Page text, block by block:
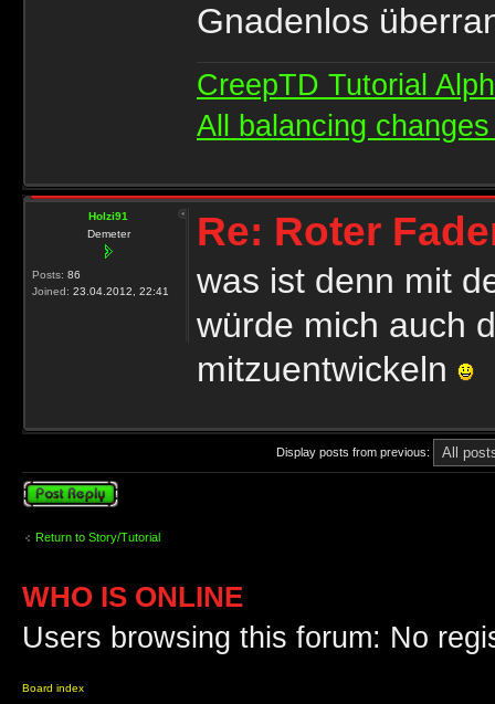
Gnadenlos
CreepTD Tutorial
All balancing
Holzi91
Demeter
Posts: 86
Joined: 23.04.2012, 22:41
Re: Roter
was ist denn mit
würde mich auch
mitzuentwickeln
Display posts from previous:
Post a reply
Return to Story/Tutorial
WHO IS ONLINE
Users browsing this forum: No
Board index